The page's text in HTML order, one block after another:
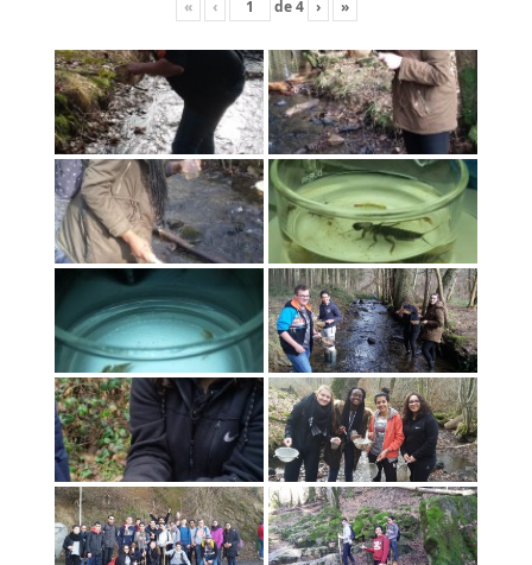
« ‹ de4 › »